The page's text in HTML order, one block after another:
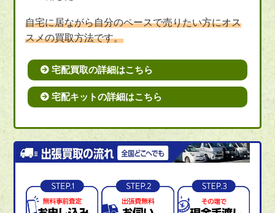
自宅に居ながら自分のペースで売りたい方にオス
スメの買取方法です。
宅配買取の詳細はこちら
宅配キットの詳細はこちら